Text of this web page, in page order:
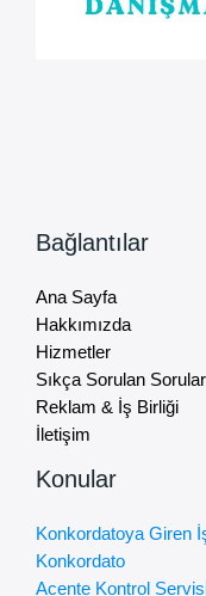
Bağlantılar
Ana Sayfa
Hakkımızda
Hizmetler
Sıkça Sorulan Sorular
Reklam & İş Birliği
İletişim
Konular
Konkordatoya Giren
Konkordato
Acente Kontrol